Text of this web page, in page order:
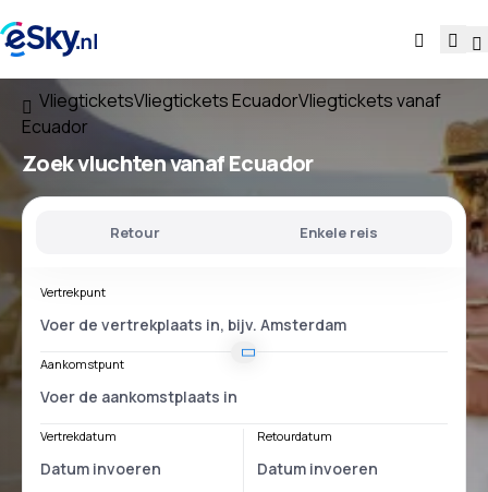
VliegticketsVliegtickets EcuadorVliegtickets vanaf
Ecuador
Zoek vluchtenvanaf Ecuador
Retour Enkele reis
Vertrekpunt
Aankomstpunt
Vertrekdatum Retourdatum